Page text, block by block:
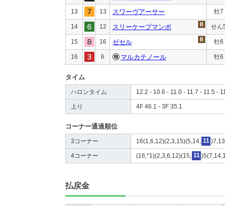
13 13 スワーヴアーサー 牡7
14 12 スリーケープマンボ せん
15 16 ゼセル 牡6
16 6 マルカテノール 牡6
タイム
ハロンタイム 12.2 - 10.6 - 11.0 - 11.7 - 11.5 -
上り 4F 46.1 - 3F 35.1
コーナー通過順位
3コーナー 16(1,6,12)(2,3,15)(5,14, 11
4コーナー (16,*1)(2,3,6,12)(15, 11
払戻金